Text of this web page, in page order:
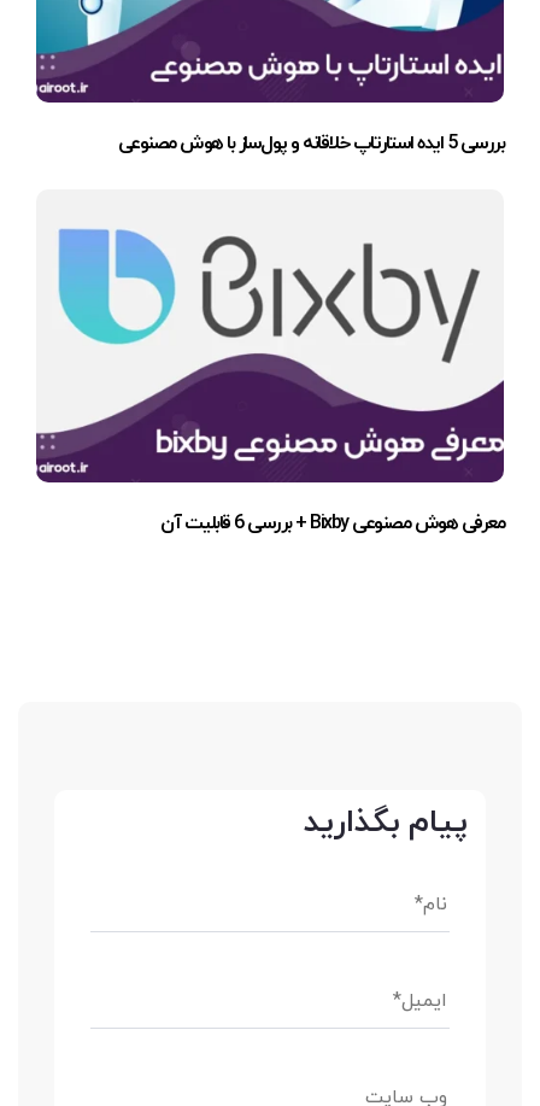
بررسی 5 ایده استارتاپ خلاقانه و پول‌ساز با هوش مصنوعی
معرفی هوش مصنوعی Bixby + بررسی 6 قابلیت آن
پیام بگذارید